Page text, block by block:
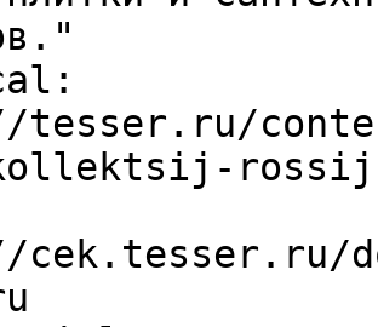
tesser.ru/